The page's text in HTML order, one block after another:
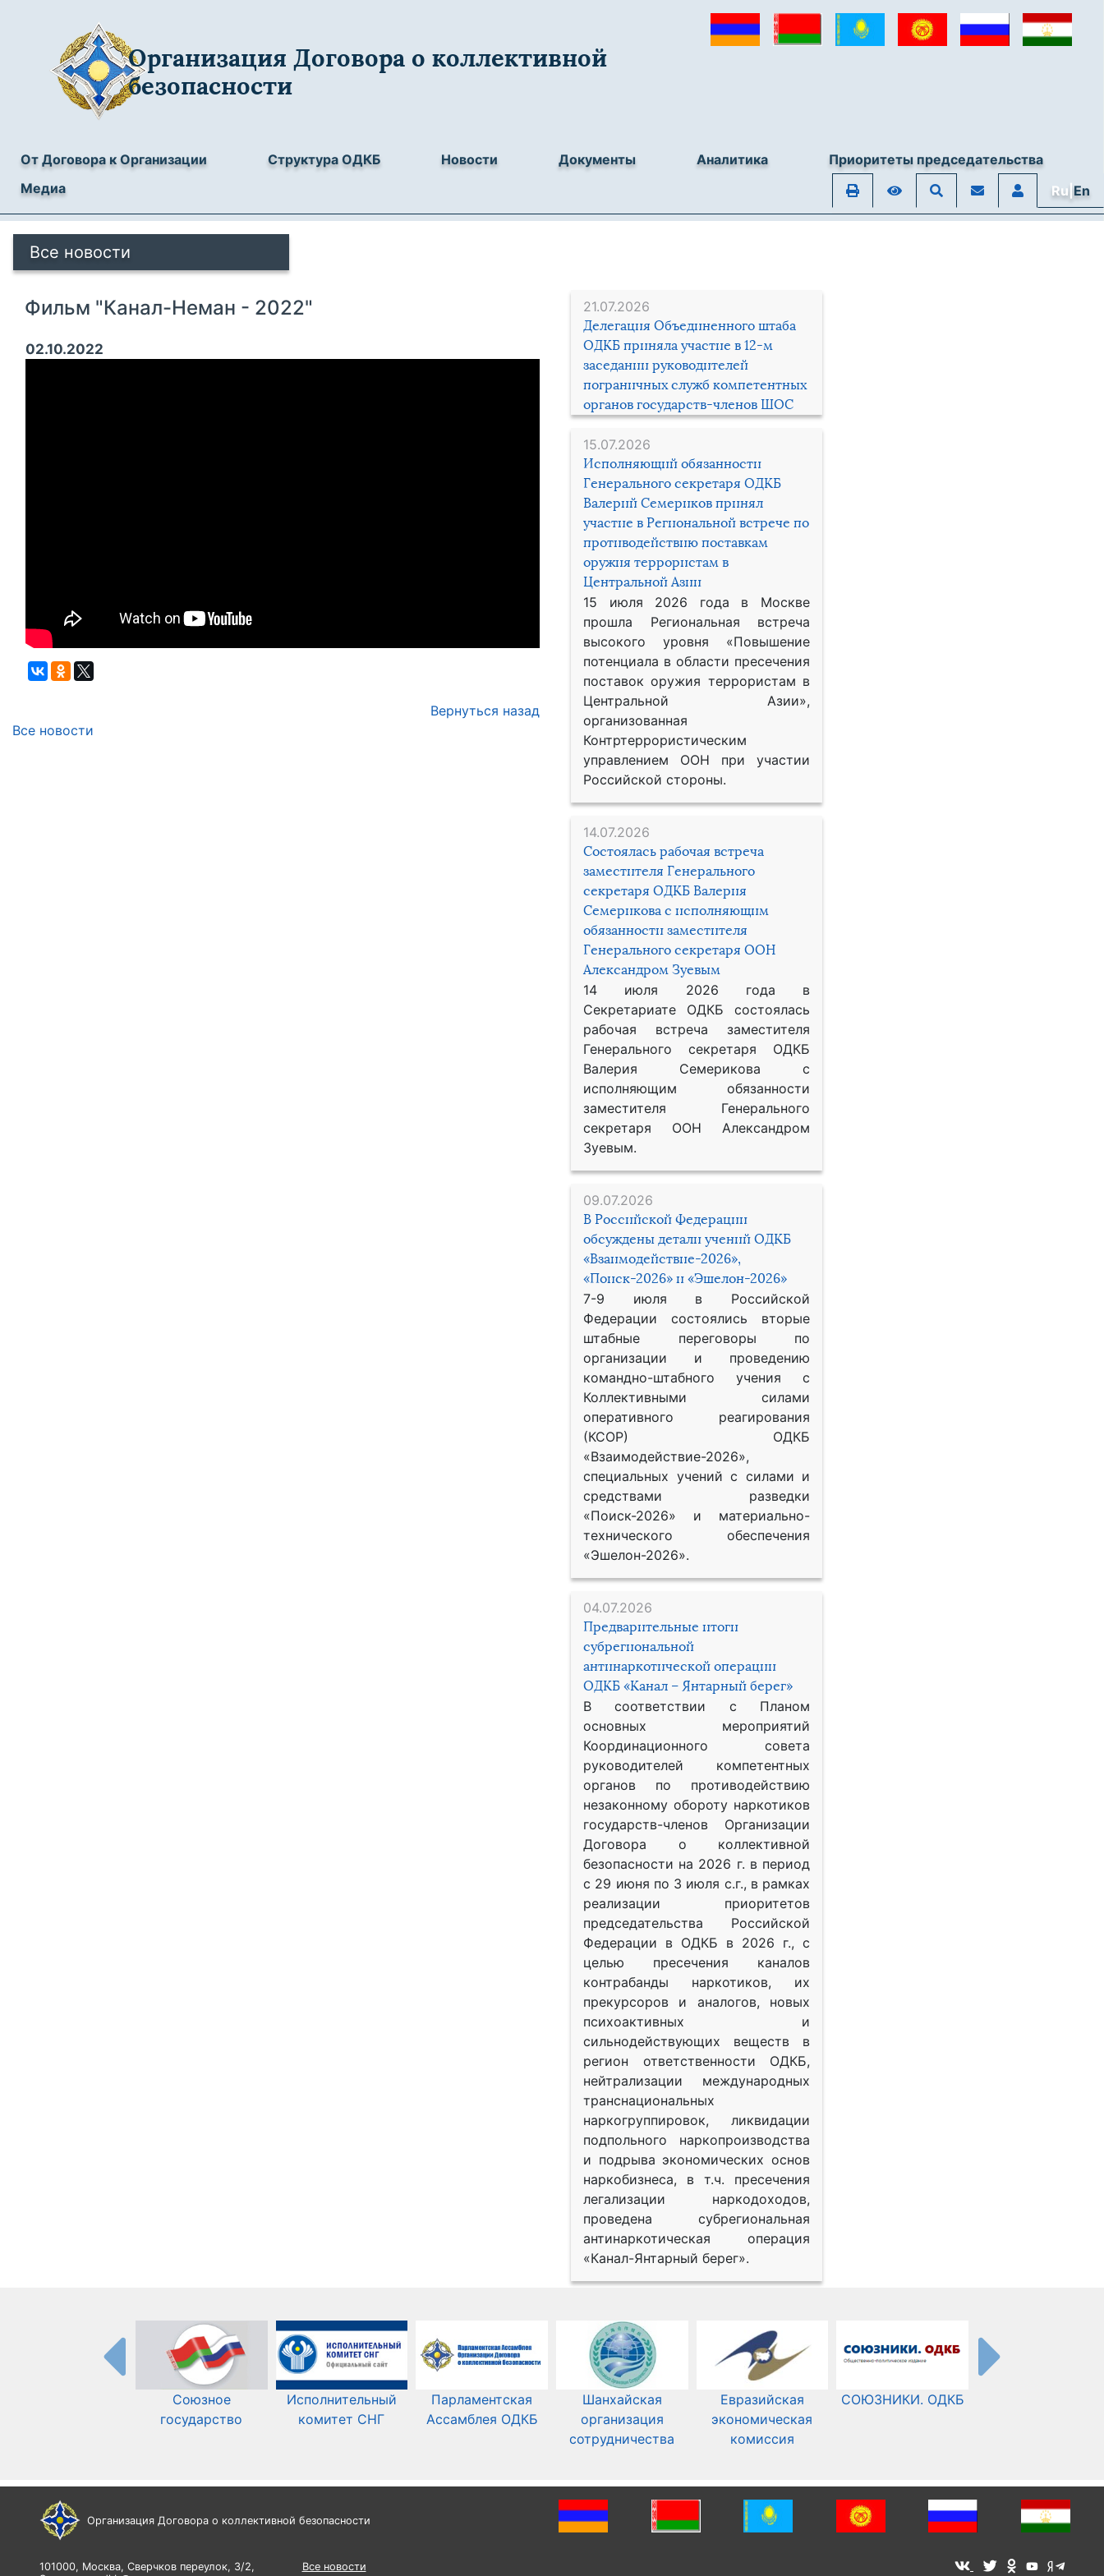
Организация Договора о коллективной
безопасности
От Договора к Организации Структура ОДКБ Новости Документы Аналитика
Приоритеты председательства
Медиа
Ru|En
Все новости
21.07.2026
Делегация Объединенного штаба
ОДКБ приняла участие в 12-м
заседании руководителей
пограничных служб компетентных
органов государств-членов ШОС
15.07.2026
Исполняющий обязанности
Генерального секретаря ОДКБ
Валерий Семериков принял
участие в Региональной встрече по
противодействию поставкам
оружия террористам в
Центральной Азии
15 июля 2026 года в Москве
прошла Региональная встреча
высокого уровня «Повышение
потенциала в области пресечения
поставок оружия террористам в
Центральной Азии»,
организованная
Контртеррористическим
управлением ООН при участии
Российской стороны.
14.07.2026
Состоялась рабочая встреча
заместителя Генерального
секретаря ОДКБ Валерия
Семерикова с исполняющим
обязанности заместителя
Генерального секретаря ООН
Александром Зуевым
14 июля 2026 года в
Секретариате ОДКБ состоялась
рабочая встреча заместителя
Генерального секретаря ОДКБ
Валерия Семерикова с
исполняющим обязанности
заместителя Генерального
секретаря ООН Александром
Зуевым.
09.07.2026
В Российской Федерации
обсуждены детали учений ОДКБ
«Взаимодействие-2026»,
«Поиск-2026» и «Эшелон-2026»
7-9 июля в Российской
Федерации состоялись вторые
штабные переговоры по
организации и проведению
командно-штабного учения с
Коллективными силами
оперативного реагирования
(КСОР) ОДКБ
«Взаимодействие-2026»,
специальных учений с силами и
средствами разведки
«Поиск-2026» и материально-
технического обеспечения
«Эшелон-2026».
04.07.2026
Предварительные итоги
субрегиональной
антинаркотической операции
ОДКБ «Канал – Янтарный берег»
В соответствии с Планом
основных мероприятий
Координационного совета
руководителей компетентных
органов по противодействию
незаконному обороту наркотиков
государств-членов Организации
Договора о коллективной
безопасности на 2026 г. в период
с 29 июня по 3 июля с.г., в рамках
реализации приоритетов
председательства Российской
Федерации в ОДКБ в 2026 г., с
целью пресечения каналов
контрабанды наркотиков, их
прекурсоров и аналогов, новых
психоактивных и
сильнодействующих веществ в
регион ответственности ОДКБ,
нейтрализации международных
транснациональных
наркогруппировок, ликвидации
подпольного наркопроизводства
и подрыва экономических основ
наркобизнеса, в т.ч. пресечения
легализации наркодоходов,
проведена субрегиональная
антинаркотическая операция
«Канал-Янтарный берег».
Фильм "Канал-Неман - 2022"
02.10.2022
Вернуться назад
Все новости
Союзное
государство
Исполнительный
комитет СНГ
Парламентская
Ассамблея ОДКБ
Шанхайская
организация
сотрудничества
Евразийская
экономическая
комиссия
СОЮЗНИКИ. ОДКБ
Организация Договора о коллективной безопасности
101000, Москва, Сверчков переулок, 3/2,
Все новости